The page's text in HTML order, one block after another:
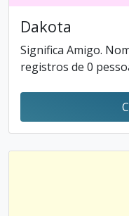
Dakota
Significa Amigo.
registros de 0